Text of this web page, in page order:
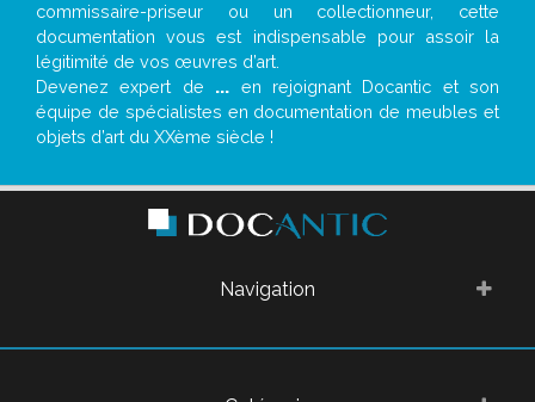
commissaire-priseur ou un collectionneur, cette
documentation vous est indispensable pour assoir la
légitimité de vos œuvres d’art.
Devenez expert de ... en rejoignant Docantic et son
équipe de spécialistes en documentation de meubles et
objets d’art du XXème siècle !
Navigation